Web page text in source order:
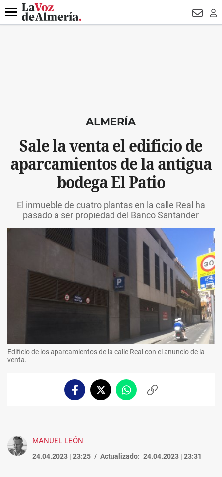
DESTACADO
Menú
ALMERÍA
Sale la venta el edificio de
aparcamientos de la antigua
bodega El Patio
El inmueble de cuatro plantas en la calle Real ha
pasado a ser propiedad del Banco Santander
Edificio de los aparcamientos de la calle Real con el anuncio de la
venta.
FacebookTwitterWhatsappCopiar
MANUEL LEÓN
24.04.2023 | 23:25 Actualizado: 24.04.2023 | 23:31